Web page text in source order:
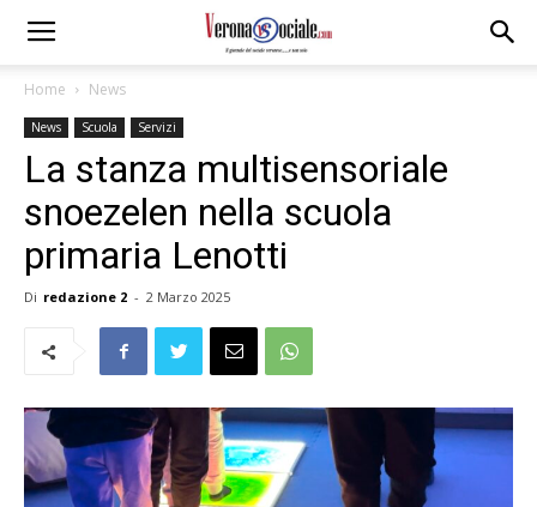
Home News
News Scuola Servizi
La stanza multisensoriale
snoezelen nella scuola
primaria Lenotti
Di redazione 2 - 2 Marzo 2025